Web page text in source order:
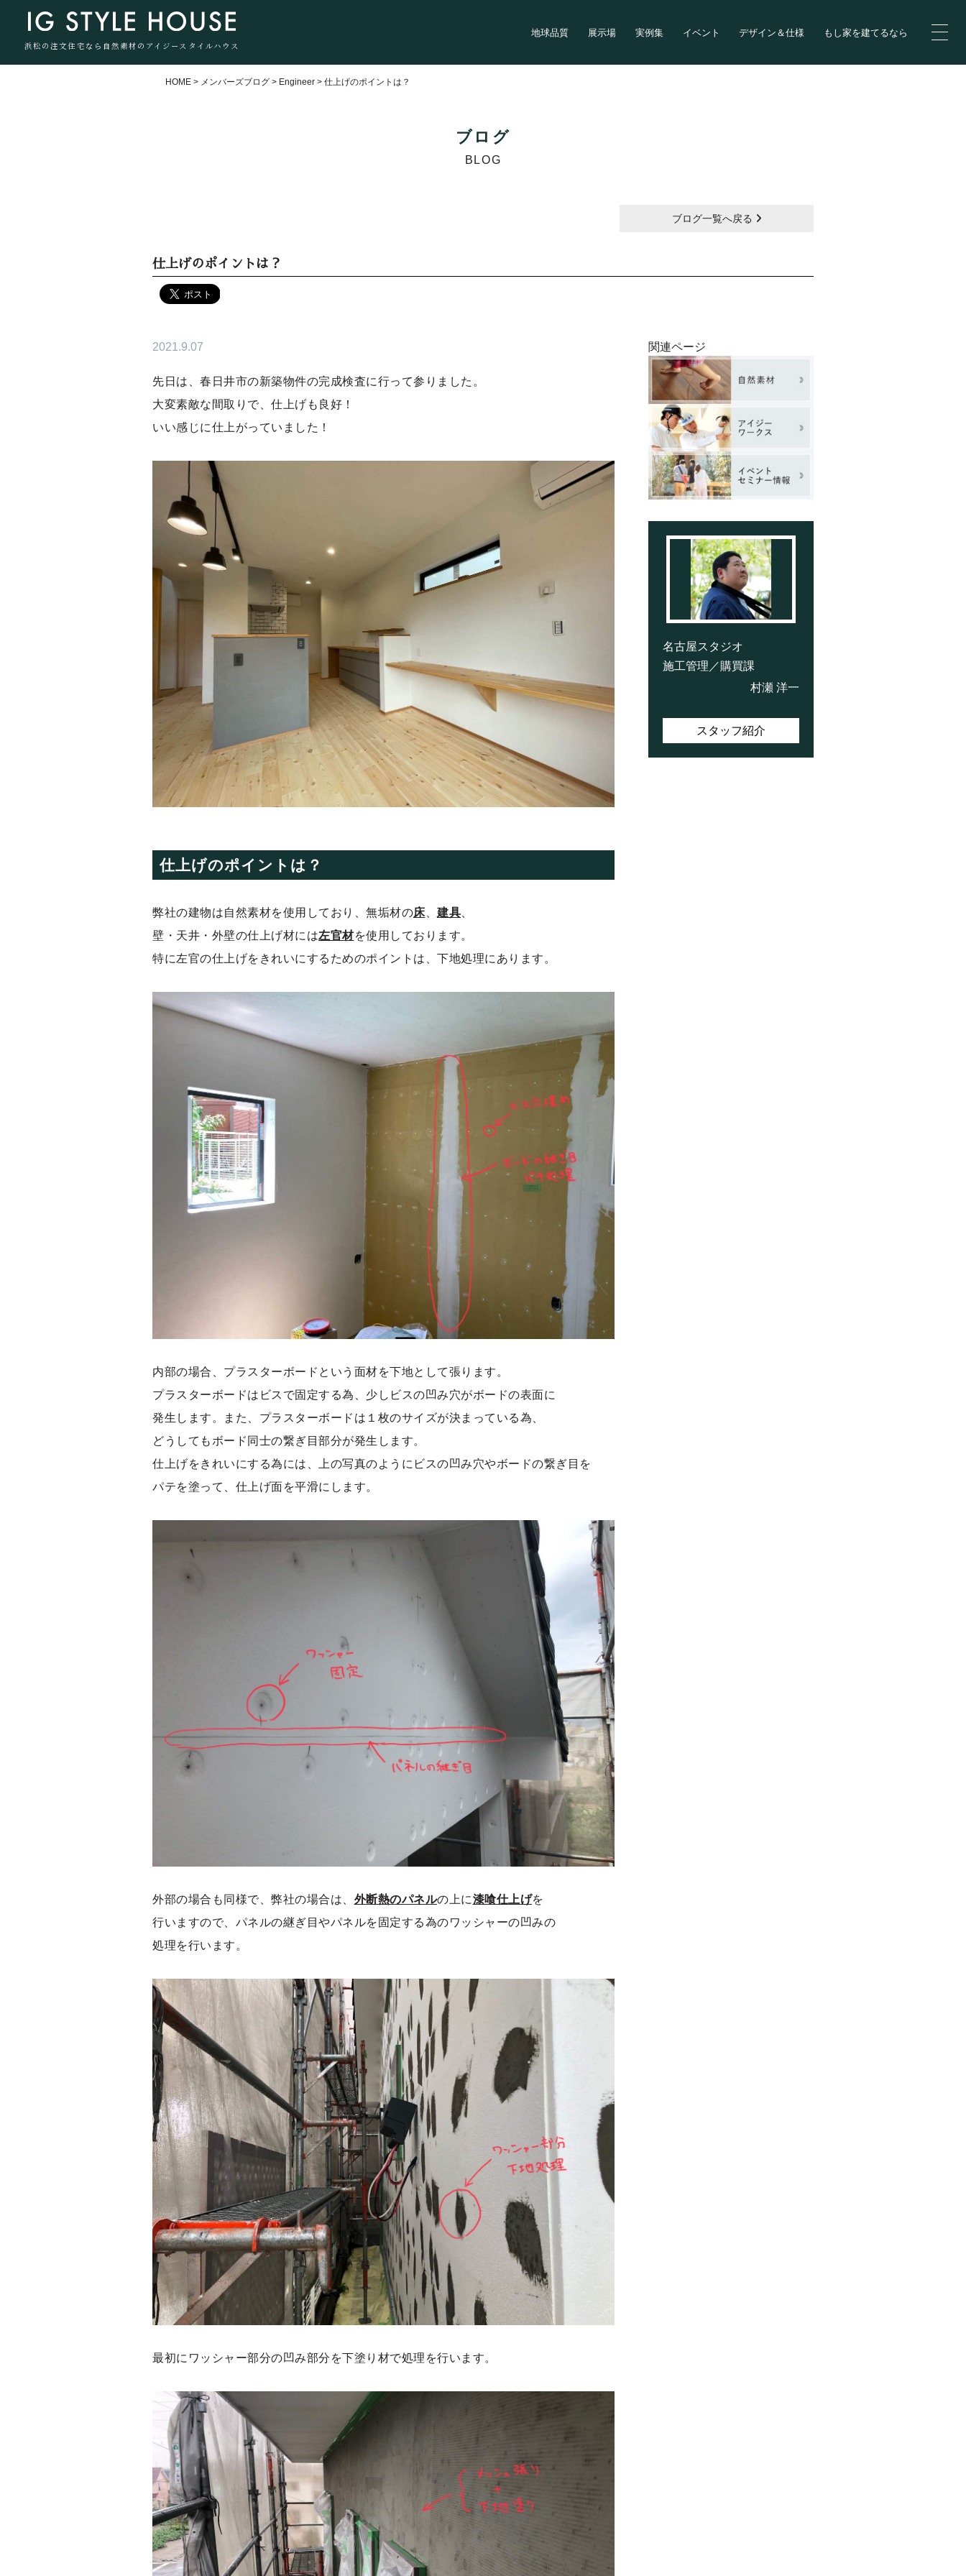
浜松の注文住宅なら自然素材のアイジースタイルハウス
地球品質 展示場 実例集 イベント デザイン＆仕様 もし家を建てるなら
HOME > メンバーズブログ > Engineer >仕上げのポイントは？
ブログ
BLOG
ブログ一覧へ戻る
仕上げのポイントは？
2021.9.07
先日は、春日井市の新築物件の完成検査に行って参りました。
大変素敵な間取りで、仕上げも良好！
いい感じに仕上がっていました！
仕上げのポイントは？
弊社の建物は自然素材を使用しており、無垢材の床、 建具
壁・天井・外壁の仕上げ材には左官材を使用しております。
特に左官の仕上げをきれいにするためのポイントは、下地処理にあります。
内部の場合、プラスターボードという面材を下地として張ります。
プラスターボードはビスで固定する為、少しビスの凹み穴がボードの表面に
発生します。また、プラスターボードは１枚のサイズが決まっている為、
どうしてもボード同士の繋ぎ目部分が発生します。
仕上げをきれいにする為には、上の写真のようにビスの凹み穴やボードの繋ぎ目を
パテを塗って、仕上げ面を平滑にします。
外部の場合も同様で、弊社の場合は、 外断熱のパネルの上に漆喰仕上げを
行いますので、パネルの継ぎ目やパネルを固定する為のワッシャーの凹みの
処理を行います。
最初にワッシャー部分の凹み部分を下塗り材で処理を行います。
関連ページ
名古屋スタジオ
施工管理／購買課
村瀬 洋一
スタッフ紹介